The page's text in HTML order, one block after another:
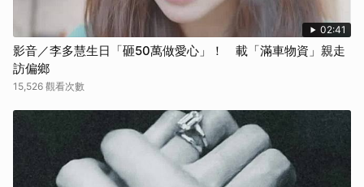
02:41
影音／李多慧生日「砸50萬做愛心」！ 載「滿車物資」親走
訪偏鄉
15,526 觀看次數